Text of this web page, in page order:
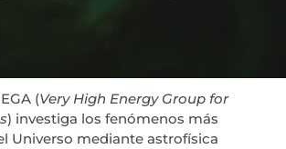
(Very High Energy Group for
) investiga los fenómenos más
Universo mediante astrofísica